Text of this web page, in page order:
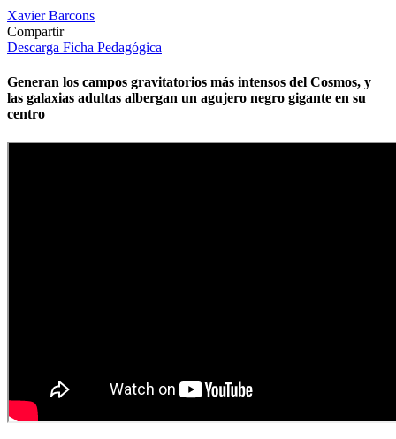
Xavier Barcons
Compartir
Descarga Ficha Pedagógica
Generan los campos gravitatorios más intensos del Cosmos, y
las galaxias adultas albergan un agujero negro gigante en su
centro